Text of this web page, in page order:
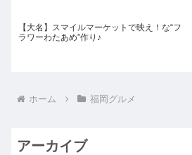
【大名】スマイルマーケットで映え！な“フ
ラワーわたあめ”作り♪
ホーム 福岡グルメ
アーカイブ